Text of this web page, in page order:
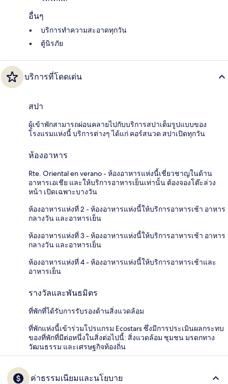
อื่นๆ
บริการทำความสะอาดทุกวัน
ตู้นิรภัย
บริการที่โดดเด่น
สปา
ผู้เข้าพักสามารถผ่อนคลายไปกับบริการสปาเต็มรูปแบบของ
โรงแรมแห่งนี้ บริการต่างๆ ได้แก่ คอร์สนวด สปาเปิดทุกวัน
ห้องอาหาร
Rte. Oriental en verano - ห้องอาหารแห่งนี้เชี่ยวชาญในด้าน
อาหารเอเชีย และให้บริการอาหารเย็นเท่านั้น ต้องจองโต๊ะล่วง
หน้า เปิดเฉพาะบางวัน
ห้องอาหารแห่งที่ 2 - ห้องอาหารแห่งนี้ให้บริการอาหารเช้า อาหาร
กลางวัน และอาหารเย็น
ห้องอาหารแห่งที่ 3 - ห้องอาหารแห่งนี้ให้บริการอาหารเช้า อาหาร
กลางวัน และอาหารเย็น
ห้องอาหารแห่งที่ 4 - ห้องอาหารแห่งนี้ให้บริการอาหารเช้าและ
อาหารเย็น
รางวัลและพันธมิตร
ที่พักที่ได้รับการรับรองด้านสิ่งแวดล้อม
ที่พักแห่งนี้เข้าร่วมโปรแกรม Ecostars ซึ่งมีการประเมินผลกระทบ
ของที่พักที่มีต่อหนึ่งในสิ่งต่อไปนี้: สิ่งแวดล้อม ชุมชน มรดกทาง
วัฒนธรรม และเศรษฐกิจท้องถิ่น
ค่าธรรมเนียมและนโยบาย